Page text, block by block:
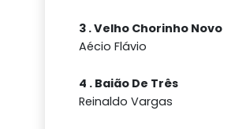
3 . Velho Chorinho Novo
Aécio Flávio
4 . Baião De Três
Reinaldo Vargas